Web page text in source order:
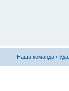
Наша команда •